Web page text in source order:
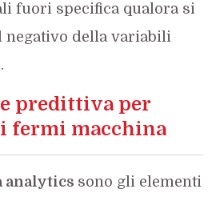
fuori specifica qualora si
negativo della variabili
predittiva per
fermi macchina
analytics sono gli elementi